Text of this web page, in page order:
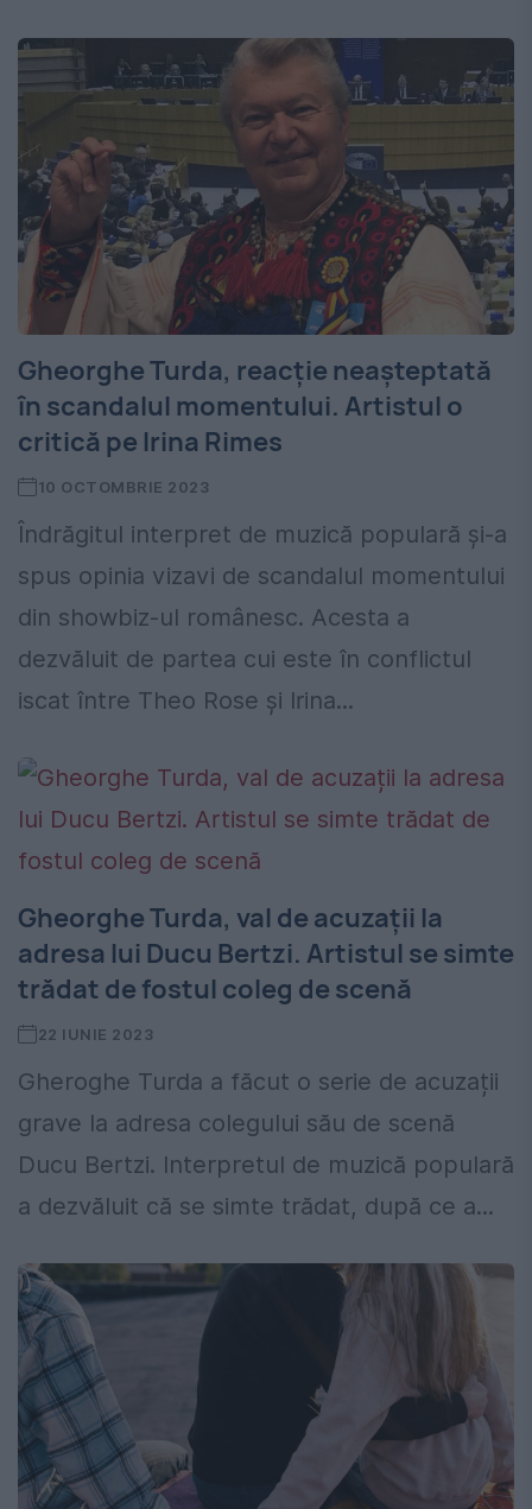
Gheorghe Turda, reacție neașteptată
în scandalul momentului. Artistul o
critică pe Irina Rimes
10 OCTOMBRIE 2023
Îndrăgitul interpret de muzică populară și-a
spus opinia vizavi de scandalul momentului
din showbiz-ul românesc. Acesta a
dezvăluit de partea cui este în conflictul
iscat între Theo Rose și Irina...
Gheorghe Turda, val de acuzații la
adresa lui Ducu Bertzi. Artistul se simte
trădat de fostul coleg de scenă
22 IUNIE 2023
Gheroghe Turda a făcut o serie de acuzații
grave la adresa colegului său de scenă
Ducu Bertzi. Interpretul de muzică populară
a dezvăluit că se simte trădat, după ce a...